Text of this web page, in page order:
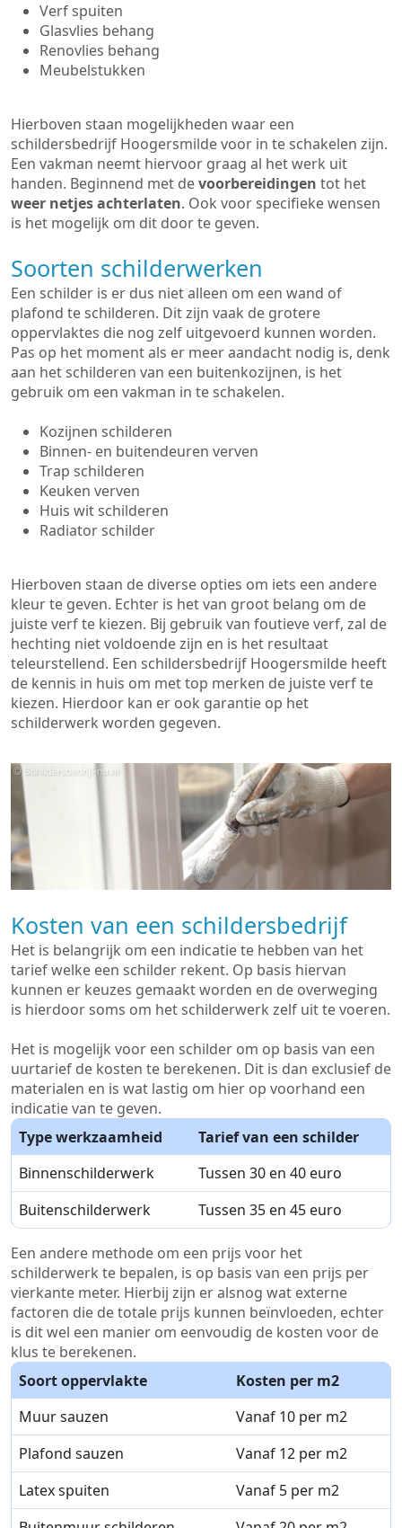
Verf spuiten
Glasvlies behang
Renovlies behang
Meubelstukken
Hierboven staan mogelijkheden waar een
schildersbedrijf Hoogersmilde voor in te schakelen zijn.
Een vakman neemt hiervoor graag al het werk uit
handen. Beginnend met devoorbereidingen tot het
weer netjes achterlaten. Ook voor specifieke wensen
is het mogelijk om dit door te geven.
Soorten schilderwerken
Een schilder is er dus niet alleen om een wand of
plafond te schilderen. Dit zijn vaak de grotere
oppervlaktes die nog zelf uitgevoerd kunnen worden.
Pas op het moment als er meer aandacht nodig is, denk
aan het schilderen van een buitenkozijnen, is het
gebruik om een vakman in te schakelen.
Kozijnen schilderen
Binnen- en buitendeuren verven
Trap schilderen
Keuken verven
Huis wit schilderen
Radiator schilder
Hierboven staan de diverse opties om iets een andere
kleur te geven. Echter is het van groot belang om de
juiste verf te kiezen. Bij gebruik van foutieve verf, zal de
hechting niet voldoende zijn en is het resultaat
teleurstellend. Een schildersbedrijf Hoogersmilde heeft
de kennis in huis om met top merken de juiste verf te
kiezen. Hierdoor kan er ook garantie op het
schilderwerk worden gegeven.
Kosten van een schildersbedrijf
Het is belangrijk om een indicatie te hebben van het
tarief welke een schilder rekent. Op basis hiervan
kunnen er keuzes gemaakt worden en de overweging
is hierdoor soms om het schilderwerk zelf uit te voeren.
Het is mogelijk voor een schilder om op basis van een
uurtarief de kosten te berekenen. Dit is dan exclusief de
materialen en is wat lastig om hier op voorhand een
indicatie van te geven.
Type werkzaamheid
Tarief van een schilder
Binnenschilderwerk
Tussen 30 en 40 euro
Buitenschilderwerk
Tussen 35 en 45 euro
Een andere methode om een prijs voor het
schilderwerk te bepalen, is op basis van een prijs per
vierkante meter. Hierbij zijn er alsnog wat externe
factoren die de totale prijs kunnen beïnvloeden, echter
is dit wel een manier om eenvoudig de kosten voor de
klus te berekenen.
Soort oppervlakte
Kosten per m2
Muur sauzen
Vanaf 10 per m2
Plafond sauzen
Vanaf 12 per m2
Latex spuiten
Vanaf 5 per m2